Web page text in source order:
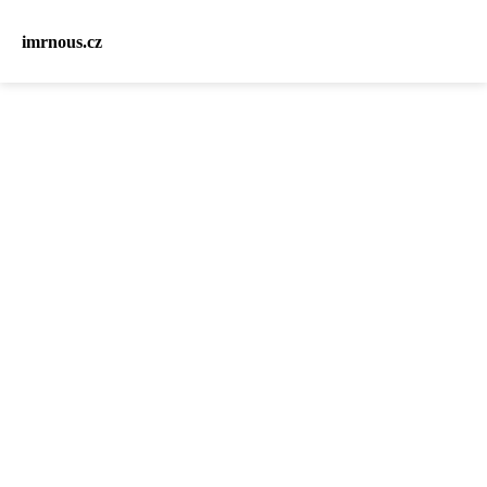
imrnous.cz